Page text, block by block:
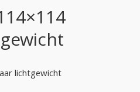
lichtgewicht